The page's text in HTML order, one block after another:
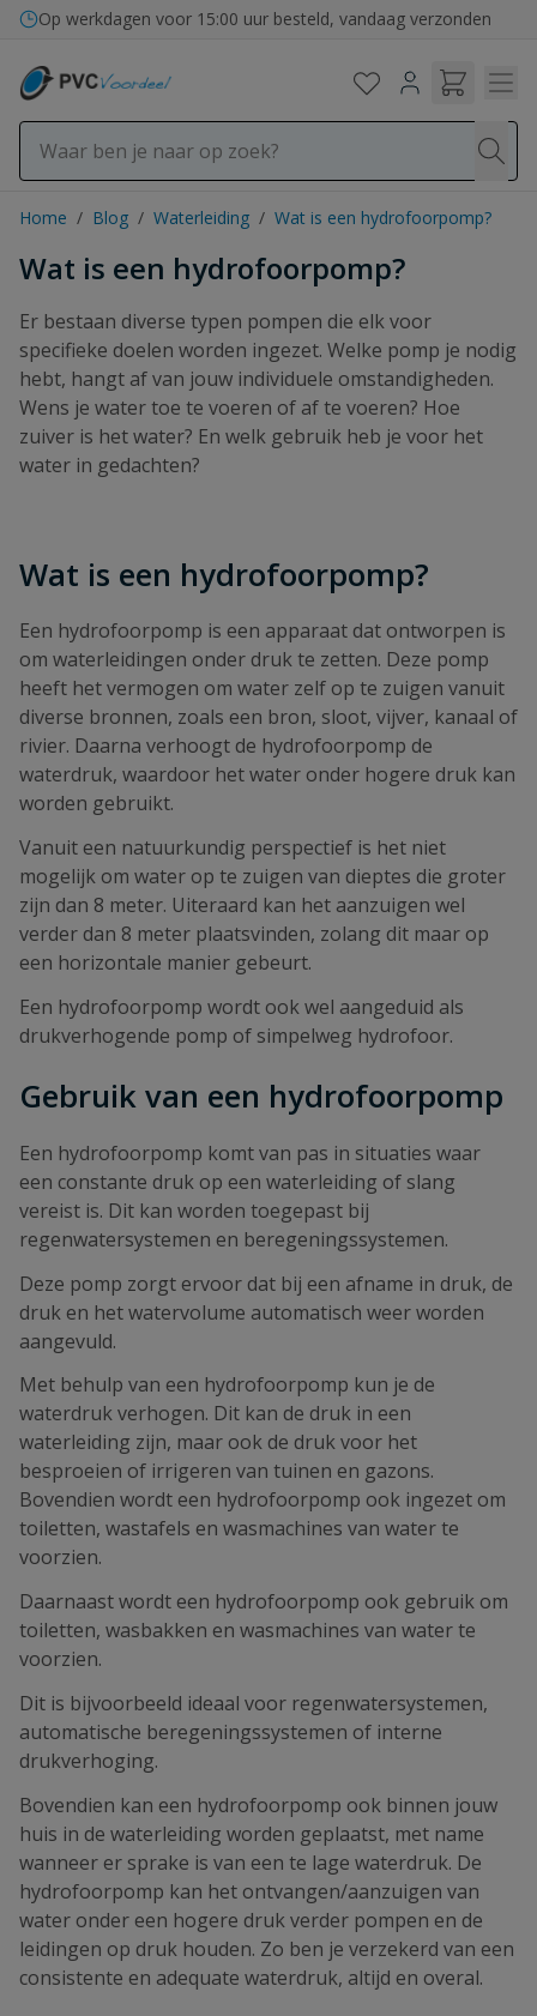
Ga naar de inhoud
Bezorging in binnen- en buitenland
Home / Blog / Waterleiding / Wat is een hydrofoorpomp?
Wat is een hydrofoorpomp?
Er bestaan diverse typen pompen die elk voor
specifieke doelen worden ingezet. Welke pomp je nodig
hebt, hangt af van jouw individuele omstandigheden.
Wens je water toe te voeren of af te voeren? Hoe
zuiver is het water? En welk gebruik heb je voor het
water in gedachten?
Wat is een hydrofoorpomp?
Een hydrofoorpomp is een apparaat dat ontworpen is
om waterleidingen onder druk te zetten. Deze pomp
heeft het vermogen om water zelf op te zuigen vanuit
diverse bronnen, zoals een bron, sloot, vijver, kanaal of
rivier. Daarna verhoogt de hydrofoorpomp de
waterdruk, waardoor het water onder hogere druk kan
worden gebruikt.
Vanuit een natuurkundig perspectief is het niet
mogelijk om water op te zuigen van dieptes die groter
zijn dan 8 meter. Uiteraard kan het aanzuigen wel
verder dan 8 meter plaatsvinden, zolang dit maar op
een horizontale manier gebeurt.
Een hydrofoorpomp wordt ook wel aangeduid als
drukverhogende pomp of simpelweg hydrofoor.
Gebruik van een hydrofoorpomp
Een hydrofoorpomp komt van pas in situaties waar
een constante druk op een waterleiding of slang
vereist is. Dit kan worden toegepast bij
regenwatersystemen en beregeningssystemen.
Deze pomp zorgt ervoor dat bij een afname in druk, de
druk en het watervolume automatisch weer worden
aangevuld.
Met behulp van een hydrofoorpomp kun je de
waterdruk verhogen. Dit kan de druk in een
waterleiding zijn, maar ook de druk voor het
besproeien of irrigeren van tuinen en gazons.
Bovendien wordt een hydrofoorpomp ook ingezet om
toiletten, wastafels en wasmachines van water te
voorzien.
Daarnaast wordt een hydrofoorpomp ook gebruik om
toiletten, wasbakken en wasmachines van water te
voorzien.
Dit is bijvoorbeeld ideaal voor regenwatersystemen,
automatische beregeningssystemen of interne
drukverhoging.
Bovendien kan een hydrofoorpomp ook binnen jouw
huis in de waterleiding worden geplaatst, met name
wanneer er sprake is van een te lage waterdruk. De
hydrofoorpomp kan het ontvangen/aanzuigen van
water onder een hogere druk verder pompen en de
leidingen op druk houden. Zo ben je verzekerd van een
consistente en adequate waterdruk, altijd en overal.